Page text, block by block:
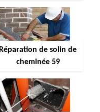
Réparation de solin de
cheminée 59